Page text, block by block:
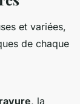
et variées,
de chaque
, la